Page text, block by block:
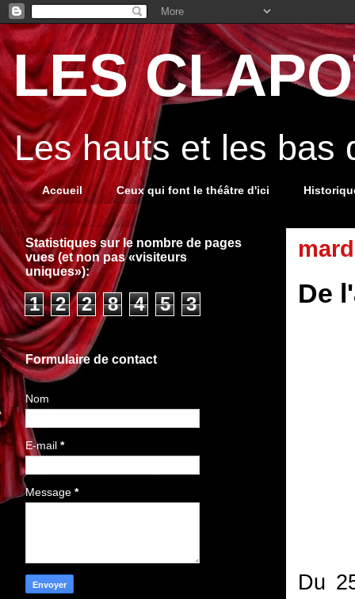
LES
Les hauts et les bas
Accueil Ceux qui font le théâtre d'ici
De
Du
Statistiques sur le nombre de pages
vues (et non pas «visiteurs
uniques»):
1 2 2 8 4 5 3
Formulaire de contact
Nom
E-mail *
Message *